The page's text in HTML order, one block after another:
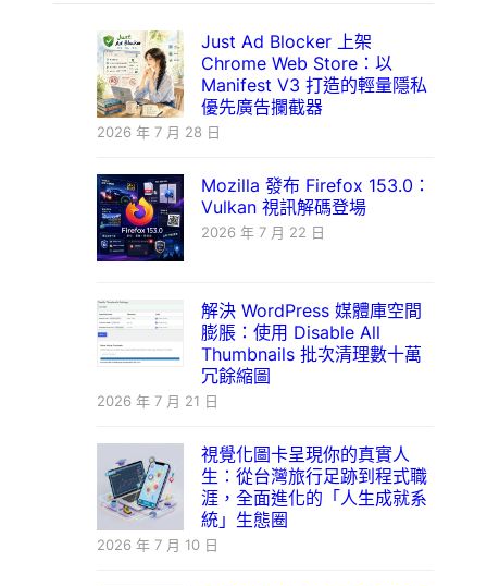
Just Ad Blocker 上架
Chrome Web Store：以
Manifest V3 打造的輕量隱私
優先廣告攔截器
2026 年 7 月 28 日
Mozilla 發布 Firefox 153.0：
Vulkan 視訊解碼登場
2026 年 7 月 22 日
解決 WordPress 媒體庫空間
膨脹：使用 Disable All
Thumbnails 批次清理數十萬
冗餘縮圖
2026 年 7 月 21 日
視覺化圖卡呈現你的真實人
生：從台灣旅行足跡到程式職
涯，全面進化的「人生成就系
統」生態圈
2026 年 7 月 10 日